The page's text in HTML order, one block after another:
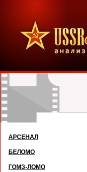
АРСЕНАЛ
БЕЛОМО
ГОМЗ-ЛОМО